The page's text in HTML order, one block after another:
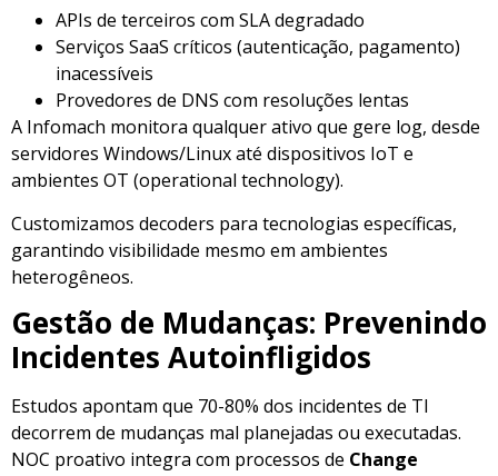
APIs de terceiros com SLA degradado
Serviços SaaS críticos (autenticação, pagamento)
inacessíveis
Provedores de DNS com resoluções lentas
A Infomach monitora qualquer ativo que gere log, desde
servidores Windows/Linux até dispositivos IoT e
ambientes OT (operational technology).
Customizamos decoders para tecnologias específicas,
garantindo visibilidade mesmo em ambientes
heterogêneos.
Gestão de Mudanças: Prevenindo
Incidentes Autoinfligidos
Estudos apontam que 70-80% dos incidentes de TI
decorrem de mudanças mal planejadas ou executadas.
NOC proativo integra com processos de Change